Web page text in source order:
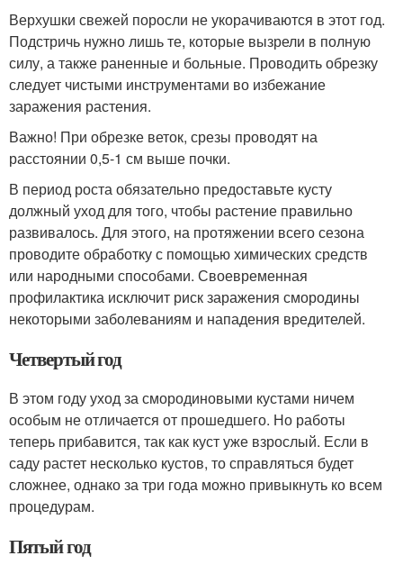
Верхушки свежей поросли не укорачиваются в этот год.
Подстричь нужно лишь те, которые вызрели в полную
силу, а также раненные и больные. Проводить обрезку
следует чистыми инструментами во избежание
заражения растения.
Важно! При обрезке веток, срезы проводят на
расстоянии 0,5-1 см выше почки.
В период роста обязательно предоставьте кусту
должный уход для того, чтобы растение правильно
развивалось. Для этого, на протяжении всего сезона
проводите обработку с помощью химических средств
или народными способами. Своевременная
профилактика исключит риск заражения смородины
некоторыми заболеваниям и нападения вредителей.
Четвертый год
В этом году уход за смородиновыми кустами ничем
особым не отличается от прошедшего. Но работы
теперь прибавится, так как куст уже взрослый. Если в
саду растет несколько кустов, то справляться будет
сложнее, однако за три года можно привыкнуть ко всем
процедурам.
Пятый год